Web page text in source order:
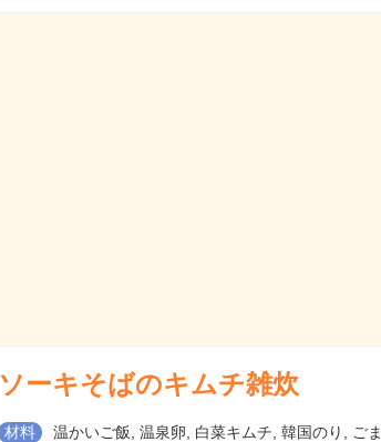
ソーキそばのキムチ雑炊
材料 温かいご飯, 温泉卵, 白菜キムチ, 韓国のり, ごま